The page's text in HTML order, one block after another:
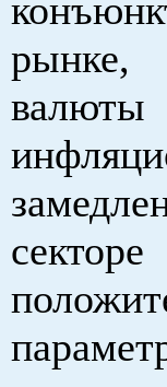
рынке,